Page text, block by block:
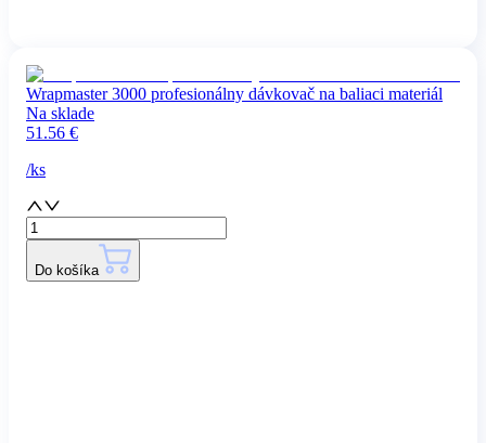
Wrapmaster 3000 profesionálny dávkovač na baliaci materiál
Na sklade
51.56 €
/ks
Do košíka